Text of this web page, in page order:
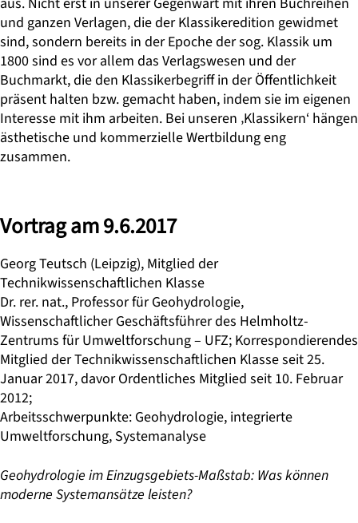
und ganzen Verlagen, die der Klassikeredition gewidmet
sind, sondern bereits in der Epoche der sog. Klassik um
1800 sind es vor allem das Verlagswesen und der
Buchmarkt, die den Klassikerbegriff in der Öffentlichkeit
präsent halten bzw. gemacht haben, indem sie im eigenen
Interesse mit ihm arbeiten. Bei unseren ‚Klassikern‘ hängen
ästhetische und kommerzielle Wertbildung eng
zusammen.
Vortrag am 9.6.2017
Georg Teutsch (Leipzig), Mitglied der
Technikwissenschaftlichen Klasse
Dr. rer. nat., Professor für Geohydrologie,
Wissenschaftlicher Geschäftsführer des Helmholtz-
Zentrums für Umweltforschung – UFZ; Korrespondierendes
Mitglied der Technikwissenschaftlichen Klasse seit 25.
Januar 2017, davor Ordentliches Mitglied seit 10. Februar
2012;
Arbeitsschwerpunkte: Geohydrologie, integrierte
Umweltforschung, Systemanalyse
Geohydrologie im Einzugsgebiets-Maßstab: Was können
moderne Systemansätze leisten?